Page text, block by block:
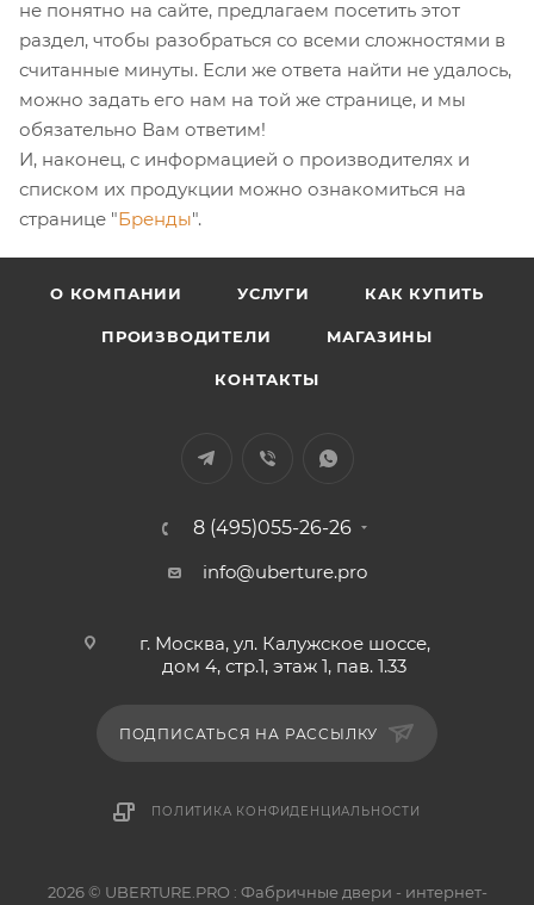
не понятно на сайте, предлагаем посетить этот
раздел, чтобы разобраться со всеми сложностями в
считанные минуты. Если же ответа найти не удалось,
можно задать его нам на той же странице, и мы
обязательно Вам ответим!
И, наконец, с информацией о производителях и
списком их продукции можно ознакомиться на
странице "Бренды".
О КОМПАНИИ УСЛУГИ КАК КУПИТЬ
ПРОИЗВОДИТЕЛИ МАГАЗИНЫ
КОНТАКТЫ
8 (495)055-26-26
info@uberture.pro
г. Москва, ул. Калужское шоссе,
дом 4, стр.1, этаж 1, пав. 1.33
ПОДПИСАТЬСЯ НА РАССЫЛКУ
ПОЛИТИКА КОНФИДЕНЦИАЛЬНОСТИ
2026 © UBERTURE.PRO : Фабричные двери - интернет-